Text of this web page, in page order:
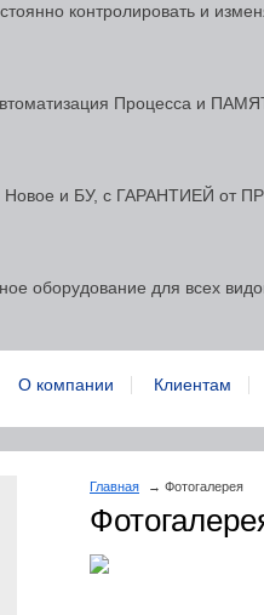
контролировать и
Процесса и
Новое и БУ, с ГАРАНТИЕЙ от
оборудование для всех
О компании Клиентам
Главная Фотогалерея